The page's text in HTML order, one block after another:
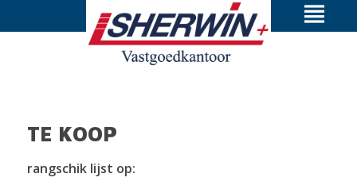
TE KOOP
rangschik lijst op: